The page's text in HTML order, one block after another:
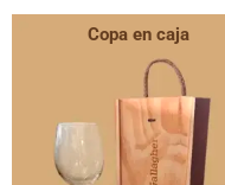
Copa en caja